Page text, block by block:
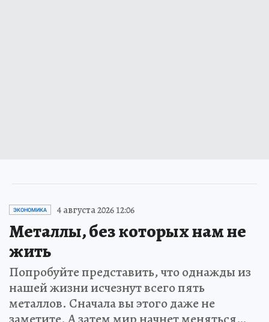
ЭКОНОМИКА 4 августа 2026 12:06
Металлы, без которых нам не
жить
Попробуйте представить, что однажды из
нашей жизни исчезнут всего пять
металлов. Сначала вы этого даже не